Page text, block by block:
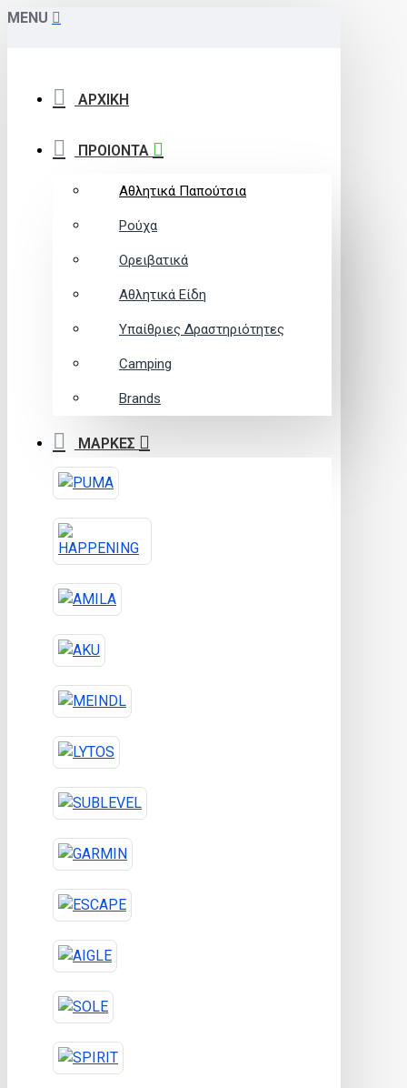
MENU
ΑΡΧΙΚΗ
ΠΡΟΙΟΝΤΑ
Αθλητικά Παπούτσια
Ρούχα
Ορειβατικά
Αθλητικά Είδη
Υπαίθριες Δραστηριότητες
Camping
Brands
ΜΑΡΚΕΣ